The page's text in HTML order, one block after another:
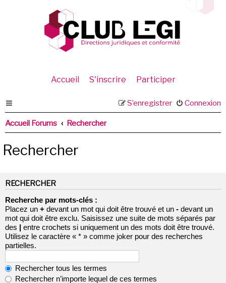
Accueil S'inscrire Participer
Connexion
S’enregistrer
Accueil Forums Rechercher
Rechercher
RECHERCHER
Recherche par mots-clés :
Placez un + devant un mot qui doit être trouvé et un - devant un
mot qui doit être exclu. Saisissez une suite de mots séparés par
des | entre crochets si uniquement un des mots doit être trouvé.
Utilisez le caractère « * » comme joker pour des recherches
partielles.
Rechercher tous les termes
Rechercher n’importe lequel de ces termes